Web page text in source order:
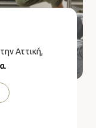
Αττική,
.